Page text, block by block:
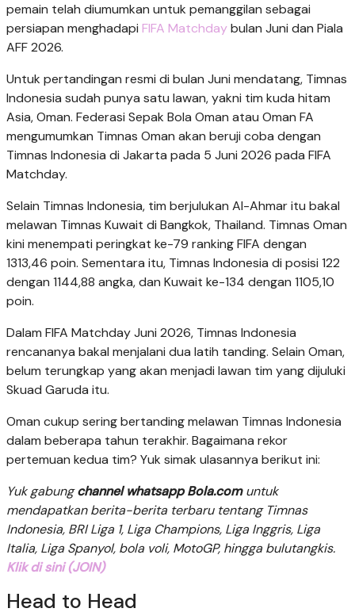
pemain telah diumumkan untuk pemanggilan sebagai
persiapan menghadapi FIFA Matchdaybulan Juni dan Piala
AFF 2026.
Untuk pertandingan resmi di bulan Juni mendatang, Timnas
Indonesia sudah punya satu lawan, yakni tim kuda hitam
Asia, Oman. Federasi Sepak Bola Oman atau Oman FA
mengumumkan Timnas Oman akan beruji coba dengan
Timnas Indonesia di Jakarta pada 5 Juni 2026 pada FIFA
Matchday.
Selain Timnas Indonesia, tim berjulukan Al-Ahmar itu bakal
melawan Timnas Kuwait di Bangkok, Thailand. Timnas Oman
kini menempati peringkat ke-79 ranking FIFA dengan
1313,46 poin. Sementara itu, Timnas Indonesia di posisi 122
dengan 1144,88 angka, dan Kuwait ke-134 dengan 1105,10
poin.
Dalam FIFA Matchday Juni 2026, Timnas Indonesia
rencananya bakal menjalani dua latih tanding. Selain Oman,
belum terungkap yang akan menjadi lawan tim yang dijuluki
Skuad Garuda itu.
Oman cukup sering bertanding melawan Timnas Indonesia
dalam beberapa tahun terakhir. Bagaimana rekor
pertemuan kedua tim? Yuk simak ulasannya berikut ini:
Yuk gabungchannel whatsapp Bola.comuntuk
mendapatkan berita-berita terbaru tentang Timnas
Indonesia, BRI Liga 1, Liga Champions, Liga Inggris, Liga
Italia, Liga Spanyol, bola voli, MotoGP, hingga bulutangkis.
Klik di sini (JOIN)
Head to Head